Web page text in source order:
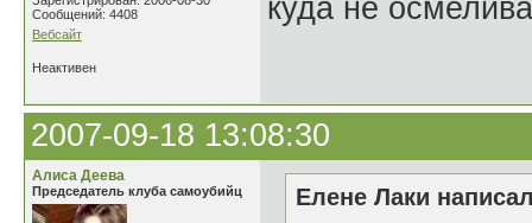
Сообщений: 4408
Вебсайт
куда не
Неактивен
2007-09-18 13:08:30
Алиса Деева
Председатель клуба самоубийц
Елене Лаки